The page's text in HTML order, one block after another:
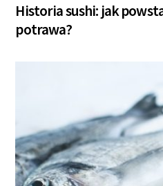
Historia sushi: jak
potrawa?